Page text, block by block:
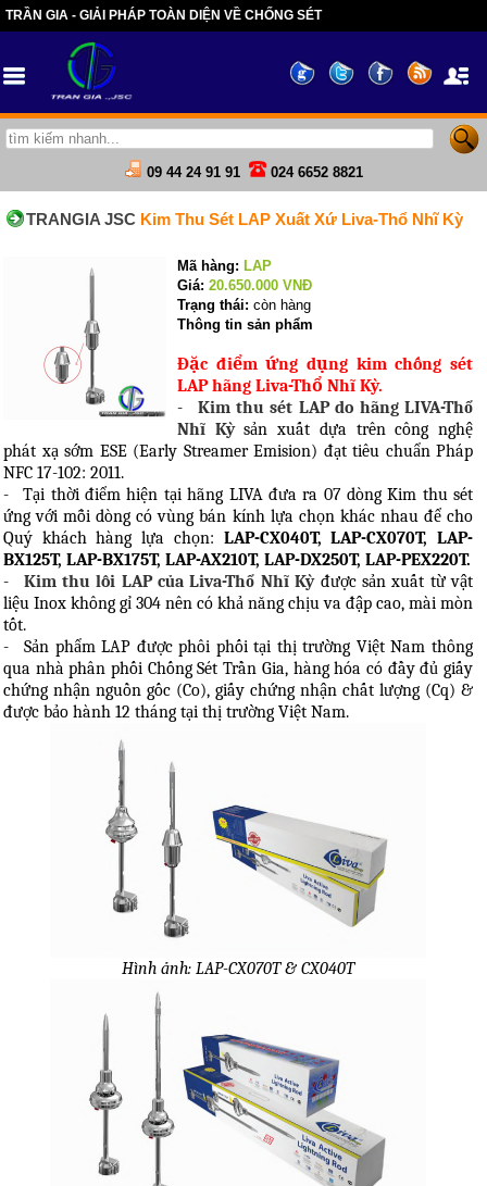
TRẦN GIA - GIẢI PHÁP TOÀN DIỆN VỀ CHỐNG SÉT
09 44 24 91 91 024 6652 8821
TRANGIA JSC Kim Thu Sét LAP Xuất Xứ Liva-Thổ Nhĩ Kỳ
Mã hàng: LAP
Giá: 20.650.000 VNĐ
Trạng thái: còn hàng
Thông tin sản phẩm
Đặc điểm ứng dụng kim chống sét
LAP hãng Liva-Thổ Nhĩ Kỳ.
-
Kim thu sét LAP do hãng LIVA-Thổ
Nhĩ Kỳ sản xuất dựa trên công nghệ
phát xạ sớm ESE (Early Streamer Emision) đạt tiêu chuẩn Pháp
NFC 17-102: 2011.
-
Tại thời điểm hiện tại hãng LIVA đưa ra 07 dòng Kim thu sét
ứng với mỗi dòng có vùng bán kính lựa chọn khác nhau để cho
Quý khách hàng lựa chọn: LAP-CX040T, LAP-CX070T, LAP-
BX125T, LAP-BX175T, LAP-AX210T, LAP-DX250T, LAP-PEX220T.
-
Kim thu lôi LAP của Liva-Thổ Nhĩ Kỳđược sản xuất từ vật
liệu Inox không gỉ 304 nên có khả năng chịu va đập cao, mài mòn
tốt.
-
Sản phẩm LAP được phôi phối tại thị trường Việt Nam thông
qua nhà phân phối Chống Sét Trần Gia, hàng hóa có đầy đủ giấy
chứng nhận nguồn gốc (Co), giấy chứng nhận chất lượng (Cq) &
được bảo hành 12 tháng tại thị trường Việt Nam.
Hình ảnh: LAP-CX070T & CX040T